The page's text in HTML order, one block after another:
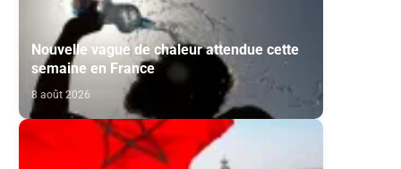
Nouvelle vague de chaleur attendue cette
semaine en France
8 août 2026